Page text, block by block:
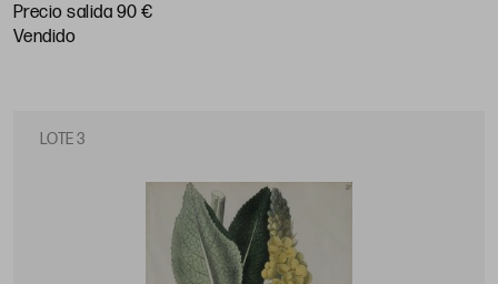
Precio salida 90 €
vendido
LOTE 3